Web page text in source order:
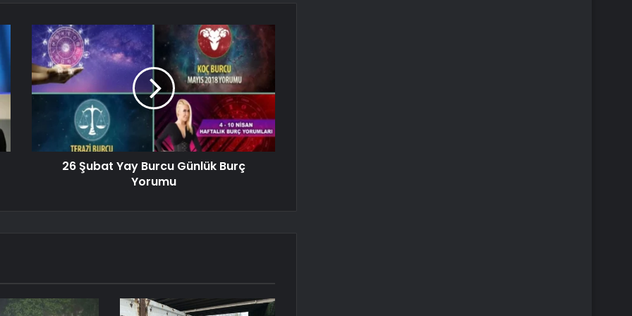
26 Şubat Yay Burcu Günlük Burç
Yorumu